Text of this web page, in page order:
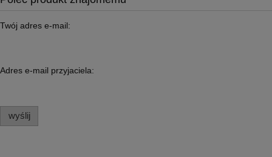
Twój adres e-mail:
Adres e-mail przyjaciela:
wyślij